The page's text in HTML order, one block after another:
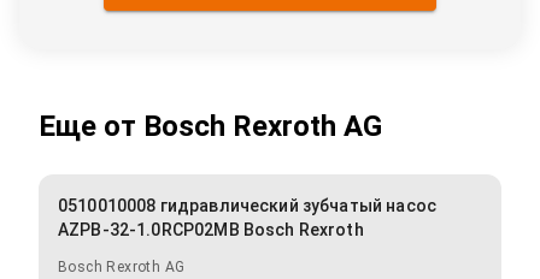
Еще от Bosch Rexroth AG
0510010008 гидравлический зубчатый насос
AZPB-32-1.0RCP02MB Bosch Rexroth
Bosch Rexroth AG